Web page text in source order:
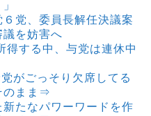
６党、委員長解任決議案
議を妨害へ
得する中、与党は連休中
がごっそり欠席してる
のまま⇒
たなパワーワードを作